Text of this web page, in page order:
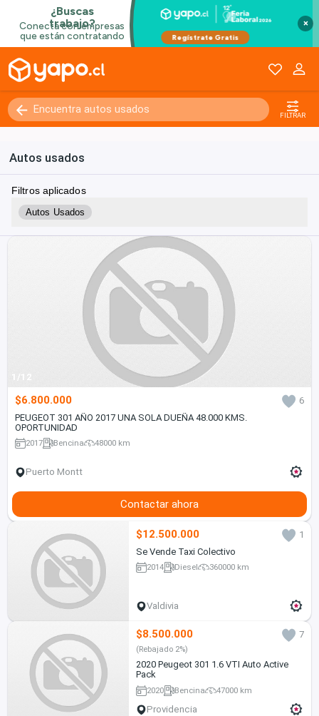
×
FILTRAR
Autos usados
Filtros aplicados
Autos Usados
1/12
$6.800.000
6
PEUGEOT 301 AÑO 2017 UNA SOLA DUEÑA 48.000 KMS.
OPORTUNIDAD
2017 Bencina 48000 km
Puerto Montt
Contactar ahora
$12.500.000
1
Se Vende Taxi Colectivo
2014 Diesel 360000 km
Valdivia
$8.500.000 7
(Rebajado 2%)
2020 Peugeot 301 1.6 VTI Auto Active
Pack
2020 Bencina 47000 km
Providencia